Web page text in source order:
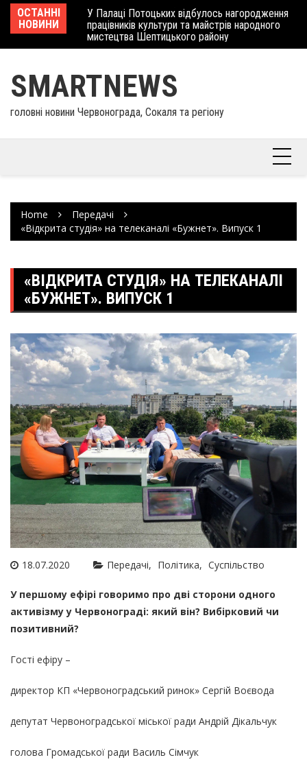
Skip
content
ОСТАННІ
НОВИНИ
У Палаці Потоцьких відбулось нагородження
працівників культури та майстрів народного
мистецтва Шептицького району
SMARTNEWS
головні новини Червонограда, Сокаля та регіону
Home
Передачі
«Відкрита студія» на телеканалі «Бужнет». Випуск 1
«ВІДКРИТА СТУДІЯ» НА ТЕЛЕКАНАЛІ
«БУЖНЕТ». ВИПУСК 1
18.07.2020 Передачі Політика Суспільство
У першому ефірі говоримо про дві сторони одного
активізму у Червонограді: який він? Вибірковий чи
позитивний?
Гості ефіру –
директор КП «Червоноградський ринок» Сергій Воєвода
депутат Червоноградської міської ради Андрій Дікальчук
голова Громадської ради Василь Сімчук